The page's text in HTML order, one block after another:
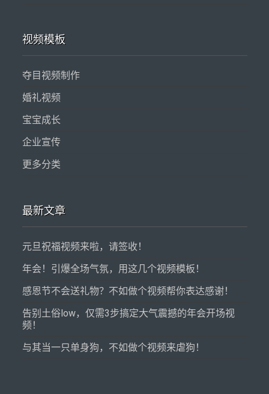
视频模板
夺目视频制作
婚礼视频
宝宝成长
企业宣传
更多分类
最新文章
元旦祝福视频来啦，请签收！
年会！引爆全场气氛，用这几个视频模板！
感恩节不会送礼物？不如做个视频帮你表达感谢！
告别土俗low，仅需3步搞定大气震撼的年会开场视
频！
与其当一只单身狗，不如做个视频来虐狗！